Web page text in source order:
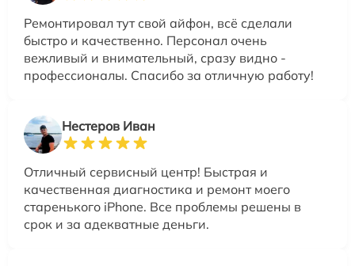
Ремонтировал тут свой айфон, всё сделали
быстро и качественно. Персонал очень
вежливый и внимательный, сразу видно -
профессионалы. Спасибо за отличную работу!
Нестеров Иван
Отличный сервисный центр! Быстрая и
качественная диагностика и ремонт моего
старенького iPhone. Все проблемы решены в
срок и за адекватные деньги.